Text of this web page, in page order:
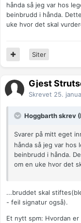
hånda så jeg var hos
beinbrudd i hånda.
uke hvor det skal
Siter
Gjest
Skrevet 25.
Hoggbarth skrev
Svarer på mitt eget
hånda så jeg var
beinbrudd i hånda.
om en uke hvor det
...bruddet skal
- feil signatur også).
Et nytt spm: Hvordan er